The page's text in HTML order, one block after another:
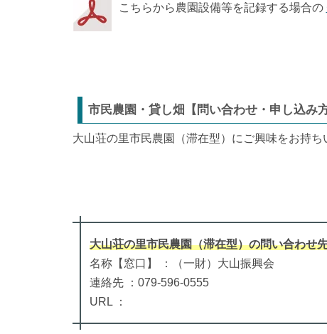
こちらから農園設備等を記録する場合の
市民農園・貸し畑【問い合わせ・申し込み方
大山荘の里市民農園（滞在型）にご興味をお持
大山荘の里市民農園（滞在型）の問い合わせ
名称【窓口】 ：（一財）大山振興会
連絡先 ：079-596-0555
URL ：